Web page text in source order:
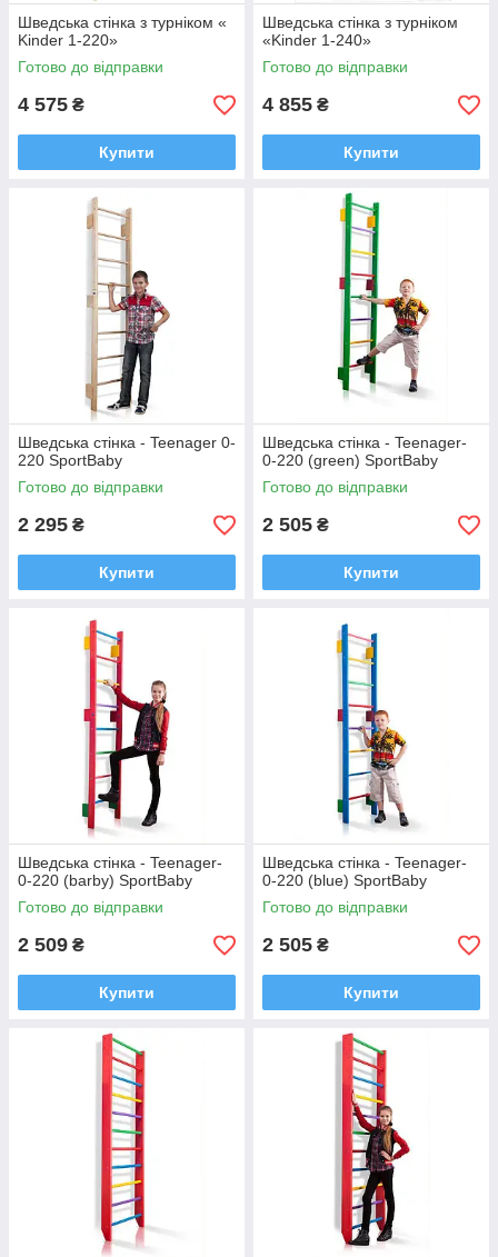
Шведська стінка з турніком «
Kinder 1-220»
Готово до відправки
4 575 ₴
Купити
Шведська стінка з турніком
«Kinder 1-240»
Готово до відправки
4 855 ₴
Купити
Шведська стінка - Teenager 0-
220 SportBaby
Готово до відправки
2 295 ₴
Купити
Шведська стінка - Teenager-
0-220 (green) SportBaby
Готово до відправки
2 505 ₴
Купити
Шведська стінка - Teenager-
0-220 (barby) SportBaby
Готово до відправки
2 509 ₴
Купити
Шведська стінка - Teenager-
0-220 (blue) SportBaby
Готово до відправки
2 505 ₴
Купити